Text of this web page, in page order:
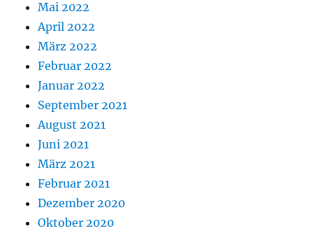
Mai 2022
April 2022
März 2022
Februar 2022
Januar 2022
September 2021
August 2021
Juni 2021
März 2021
Februar 2021
Dezember 2020
Oktober 2020